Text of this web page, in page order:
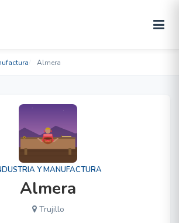
Almera
Y MANUFACTURA
Almera
Trujillo